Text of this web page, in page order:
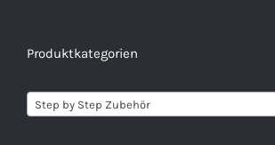
Produktkategorien
Step by Step Zubehör